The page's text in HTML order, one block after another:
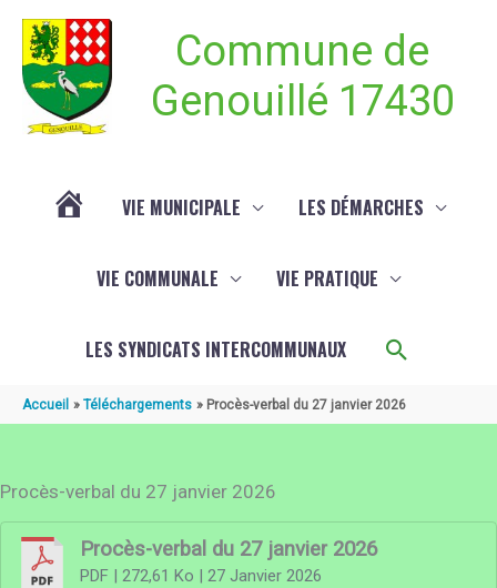
Commune de
Genouillé 17430
VIE MUNICIPALE LES DÉMARCHES
VIE COMMUNALE VIE PRATIQUE
LES SYNDICATS INTERCOMMUNAUX
Accueil Téléchargements Procès-verbal du 27 janvier 2026
Procès-verbal du 27 janvier 2026
Procès-verbal du 27 janvier 2026
PDF| 272,61 Ko | 27 Janvier 2026